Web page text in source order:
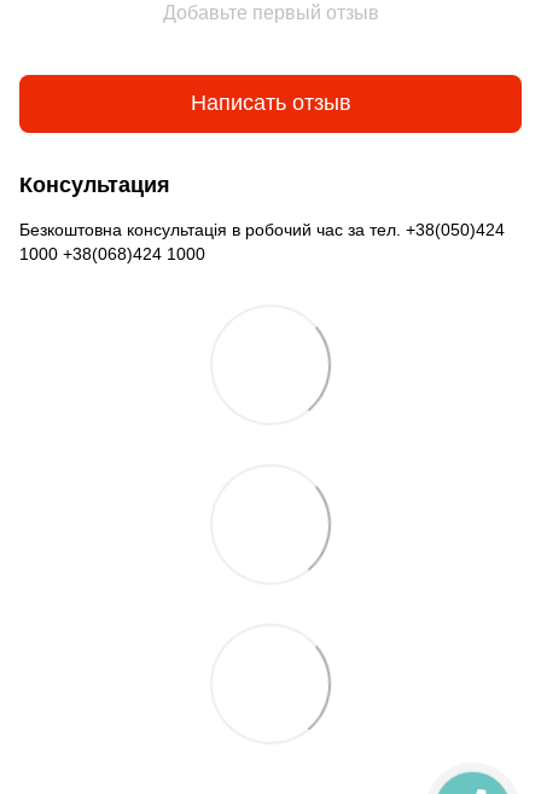
Добавьте первый отзыв
Написать отзыв
Консультация
Безкоштовна консультація в робочий час за тел. +38(050)424
1000 +38(068)424 1000